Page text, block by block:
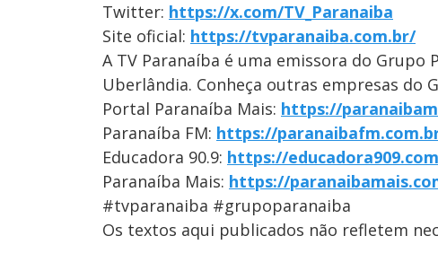
Twitter: https://x.com/TV_Paranaiba
Site oficial: https://tvparanaiba.com.br/
A TV Paranaíba é uma emissora do Grupo
Uberlândia. Conheça outras empresas do
Portal Paranaíba Mais: https://
Paranaíba FM: https://
Educadora 90.9: https://
Paranaíba Mais: https://
#tvparanaiba #grupoparanaiba
Os textos aqui publicados não refletem